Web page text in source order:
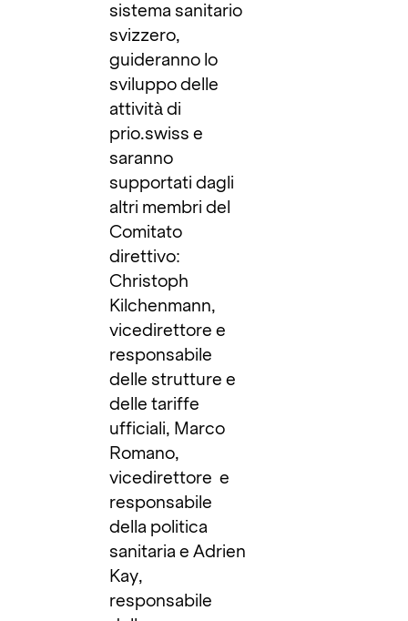
sistema sanitario
svizzero,
guideranno lo
sviluppo delle
attività di
prio.swiss e
saranno
supportati dagli
altri membri del
Comitato
direttivo:
Christoph
Kilchenmann,
vicedirettore e
responsabile
delle strutture e
delle tariffe
ufficiali, Marco
Romano,
vicedirettore e
responsabile
della politica
sanitaria e Adrien
Kay,
responsabile